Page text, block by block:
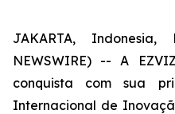
JAKARTA,
NEWSWIRE) -- A
conquista com sua
Internacional de